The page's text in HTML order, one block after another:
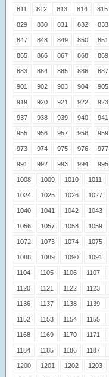
811 812 813 814 815
829 830 831 832 833
847 848 849 850 851
865 866 867 868 869
883 884 885 886 887
901 902 903 904 905
919 920 921 922 923
937 938 939 940 941
955 956 957 958 959
973 974 975 976 977
991 992 993 994 995
1008 1009 1010 1011
1024 1025 1026 1027
1040 1041 1042 1043
1056 1057 1058 1059
1072 1073 1074 1075
1088 1089 1090 1091
1104 1105 1106 1107
1120 1121 1122 1123
1136 1137 1138 1139
1152 1153 1154 1155
1168 1169 1170 1171
1184 1185 1186 1187
1200 1201 1202 1203